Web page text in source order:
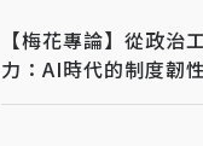
【梅花專論】從政治
力：AI時代的制度韌性